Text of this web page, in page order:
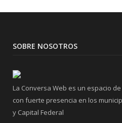
SOBRE NOSOTROS
La Conversa Web es un espacio
con fuerte presencia en los
y Capital Federal